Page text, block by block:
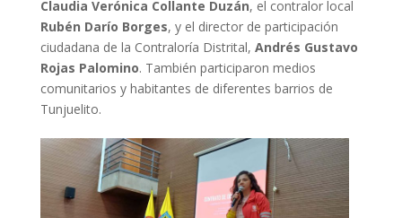
Claudia Verónica Collante Duzán, el contralor local
Rubén Darío Borges, y el director de participación
ciudadana de la Contraloría Distrital, Andrés Gustavo
Rojas Palomino. También participaron medios
comunitarios y habitantes de diferentes barrios de
Tunjuelito.